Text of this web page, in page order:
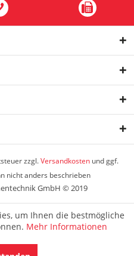
zzgl.Versandkosten und ggf.
nicht anders beschrieben
GmbH © 2019
um Ihnen die bestmögliche
Mehr Informationen